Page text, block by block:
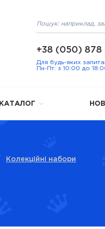
+38 (050) 878
Для будь-яких
Пн-Пт: з 10:00 до
КАТАЛОГ
Колекційні набори